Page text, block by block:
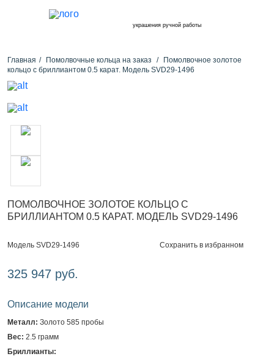
украшения ручной работы
Главная Помолвочные кольца на заказ
Помолвочное золотое
кольцо с бриллиантом 0.5 карат. Модель SVD29-1496
ПОМОЛВОЧНОЕ ЗОЛОТОЕ КОЛЬЦО С
БРИЛЛИАНТОМ 0.5 КАРАТ. МОДЕЛЬ SVD29-1496
Модель SVD29-1496 Сохранить в избранном
325 947 руб.
Описание модели
Металл: Золото 585 пробы
Вес: 2.5 грамм
Бриллианты: